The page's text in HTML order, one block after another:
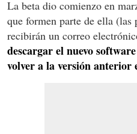
La beta dio comienzo en
que formen parte de ella (las
recibirán un correo
descargar el nuevo
volver a la versión anterior